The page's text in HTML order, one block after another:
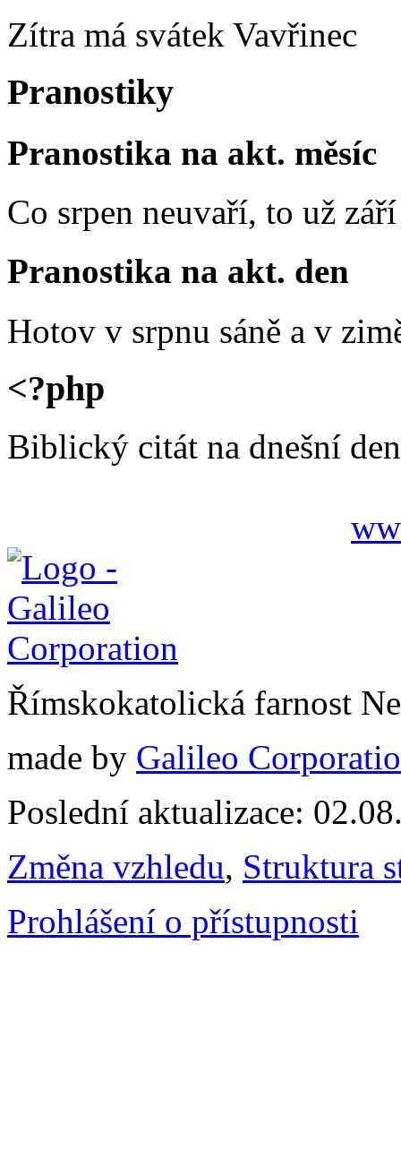
Zítra má svátek Vavřinec
Pranostiky
Pranostika na akt. měsíc
Co srpen neuvaří, to už
Pranostika na akt. den
Hotov v srpnu sáně a v
<?php
Biblický citát na dnešní den
Římskokatolická farnost
made by Galileo
Poslední aktualizace:
Změna vzhledu, Struktura
Prohlášení o přístupnosti